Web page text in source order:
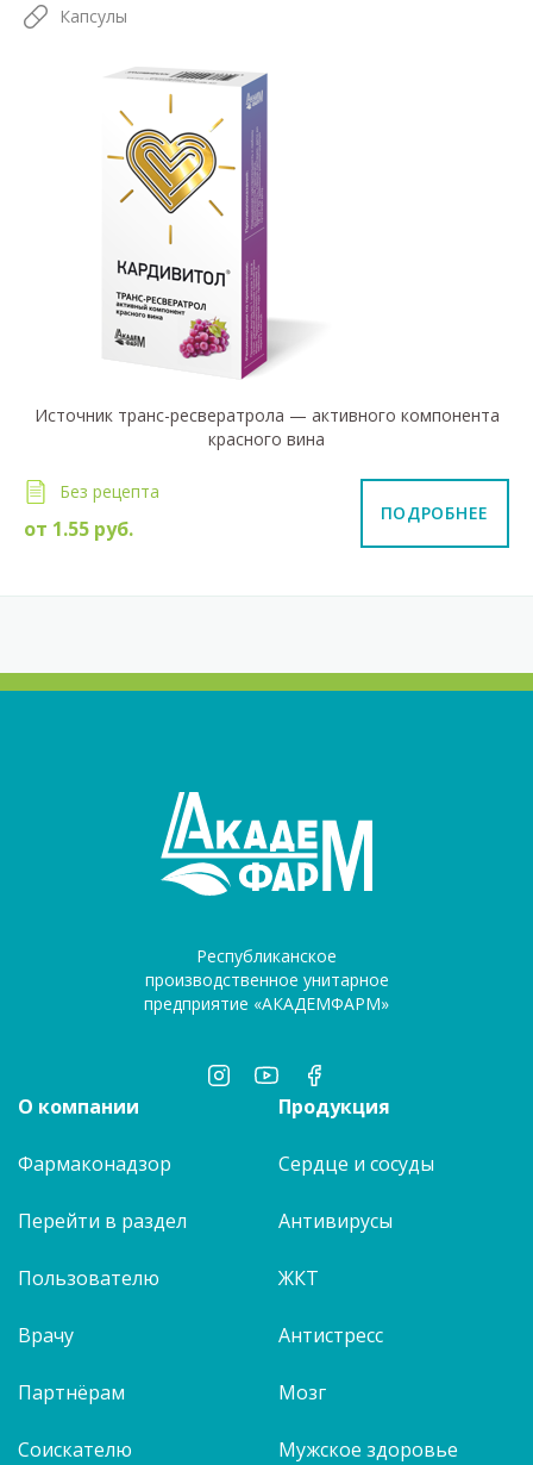
Капсулы
Источник транс-ресвератрола — активного компонента
красного вина
Без рецепта
от 1.55 руб.
ПОДРОБНЕЕ
Республиканское
производственное унитарное
предприятие «АКАДЕМФАРМ»
О компании
Фармаконадзор
Перейти в раздел
Пользователю
Врачу
Партнёрам
Соискателю
Продукция
Сердце и сосуды
Антивирусы
ЖКТ
Антистресс
Мозг
Мужское здоровье